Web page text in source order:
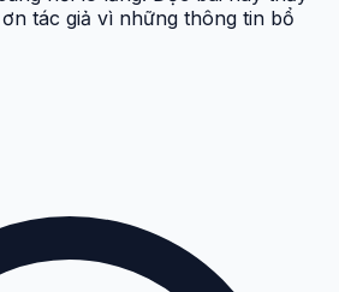
tác giả vì những thông tin bổ